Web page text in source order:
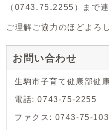
（0743₋75₋2255）まで
ご理解ご協力のほどよろ
お問い合わせ
生駒市子育て健康部健
電話: 0743-75-2255
ファクス: 0743-75-